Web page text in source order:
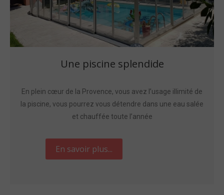
Une piscine splendide
En plein cœur de la Provence, vous avez l’usage illimité de
la piscine, vous pourrez vous détendre dans une eau salée
et chauffée toute l’année